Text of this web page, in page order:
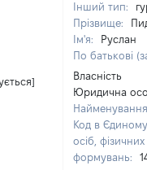
Інший тип:
Прізвище:
Ім'я:
Руслан
По батькові
Власність
Юридична
Код в
осіб,
формувань: